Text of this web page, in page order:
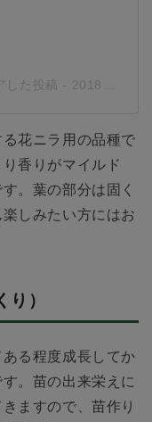
した投稿 - 2018年 9月月5日午前8時48分PDT
花ニラ用の品種で
香りがマイルド
。葉の部分は固く
しみたい方にはお
）
る程度成長してか
。苗の出来栄えに
ますので、苗作り